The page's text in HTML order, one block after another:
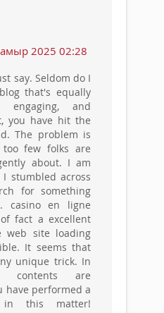
2025 02:28
say. Seldom do I
that's equally
engaging, and
you have hit the
The problem is
few folks are
about. I am
stumbled across
for something
casino en ligne
fact a excellent
web site loading
It seems that
unique trick. In
contents are
have performed a
in this matter!